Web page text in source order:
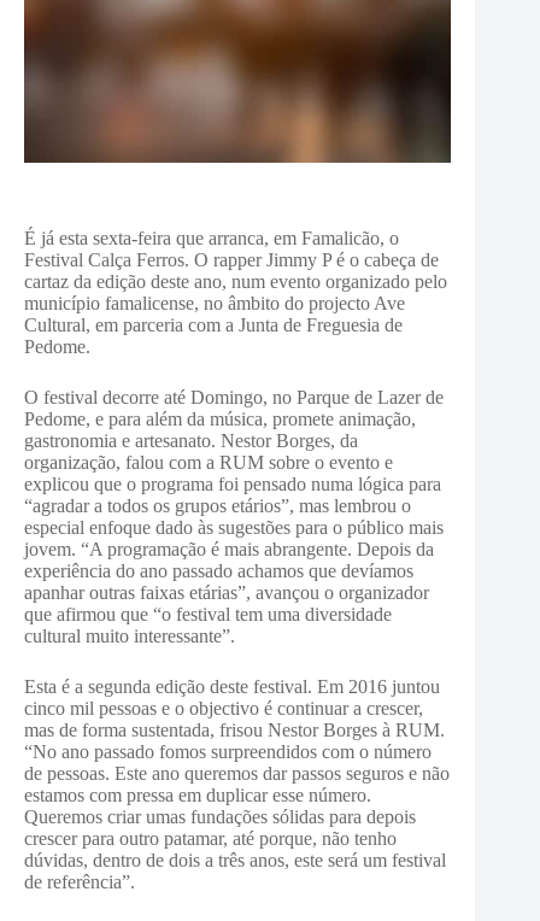
É já esta sexta-feira que arranca, em Famalicão, o
Festival Calça Ferros. O rapper Jimmy P é o cabeça de
cartaz da edição deste ano, num evento organizado pelo
município famalicense, no âmbito do projecto Ave
Cultural, em parceria com a Junta de Freguesia de
Pedome.
O festival decorre até Domingo, no Parque de Lazer de
Pedome, e para além da música, promete animação,
gastronomia e artesanato. Nestor Borges, da
organização, falou com a RUM sobre o evento e
explicou que o programa foi pensado numa lógica para
“agradar a todos os grupos etários”, mas lembrou o
especial enfoque dado às sugestões para o público mais
jovem. “A programação é mais abrangente. Depois da
experiência do ano passado achamos que devíamos
apanhar outras faixas etárias”, avançou o organizador
que afirmou que “o festival tem uma diversidade
cultural muito interessante”.
Esta é a segunda edição deste festival. Em 2016 juntou
cinco mil pessoas e o objectivo é continuar a crescer,
mas de forma sustentada, frisou Nestor Borges à RUM.
“No ano passado fomos surpreendidos com o número
de pessoas. Este ano queremos dar passos seguros e não
estamos com pressa em duplicar esse número.
Queremos criar umas fundações sólidas para depois
crescer para outro patamar, até porque, não tenho
dúvidas, dentro de dois a três anos, este será um festival
de referência”.